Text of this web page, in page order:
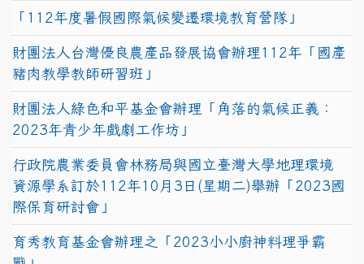
「112年度暑假國際氣候變遷環境教育營隊」
財團法人台灣優良農產品發展協會辦理112年「國產
豬肉教學教師研習班」
財團法人綠色和平基金會辦理「角落的氣候正義：
2023年青少年戲劇工作坊」
行政院農業委員會林務局與國立臺灣大學地理環境
資源學系訂於112年10月3日(星期二)舉辦「2023國
際保育研討會」
育秀教育基金會辦理之「2023小小廚神料理爭霸